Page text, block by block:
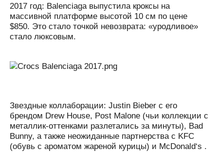
2017 год: Balenciaga выпустила кроксы на
массивной платформе высотой 10 см по цене
$850. Это стало точкой невозврата: «уродливое»
стало люксовым.
Звездные коллаборации: Justin Bieber с его
брендом Drew House, Post Malone (чьи коллекции с
металлик-оттенками разлетались за минуты), Bad
Bunny, а также неожиданные партнерства с KFC
(обувь с ароматом жареной курицы) и McDonald‘s .